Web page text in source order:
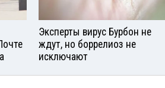
Эксперты вирус Бурбон не
ждут, но боррелиоз не
исключают